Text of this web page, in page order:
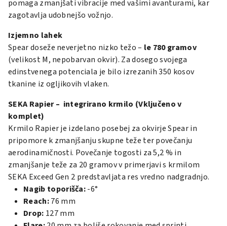
pomaga zmanjšati vibracije med vašimi avanturami, kar
zagotavlja udobnejšo vožnjo.
Izjemno lahek
Spear doseže neverjetno nizko težo – le 780 gramov
(velikost M, nepobarvan okvir). Za dosego svojega
edinstvenega potenciala je bilo izrezanih 350 kosov
tkanine iz ogljikovih vlaken.
SEKA Rapier – integrirano krmilo (Vključeno v
komplet)
Krmilo Rapier je izdelano posebej za okvirje Spear in
pripomore k zmanjšanju skupne teže ter povečanju
aerodinamičnosti. Povečanje togosti za 5,2 % in
zmanjšanje teže za 20 gramov v primerjavi s krmilom
SEKA Exceed Gen 2 predstavljata res vredno nadgradnjo.
Nagib toporišča:-6°
Reach:76 mm
Drop: 127 mm